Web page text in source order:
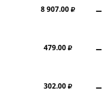
8 907.00 –
479.00 –
302.00 –